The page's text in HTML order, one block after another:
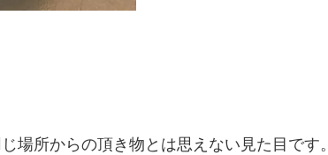
場所からの頂き物とは思えない見た目です。